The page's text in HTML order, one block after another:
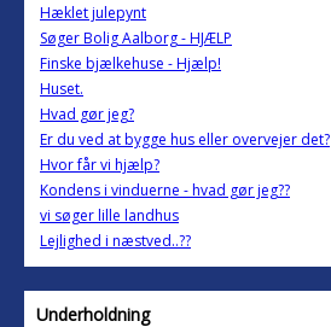
Hæklet julepynt
Søger Bolig Aalborg - HJÆLP
Finske bjælkehuse - Hjælp!
Huset.
Hvad gør jeg?
Er du ved at bygge hus eller overvejer det?
Hvor får vi hjælp?
Kondens i vinduerne - hvad gør jeg??
vi søger lille landhus
Lejlighed i næstved..??
Underholdning